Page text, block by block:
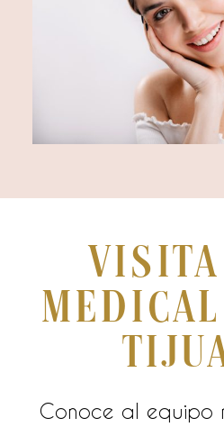
Visita
Medical
Conoce al equipo